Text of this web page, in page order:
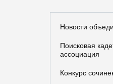
Новости
Поисковая
ассоциация
Конкурс